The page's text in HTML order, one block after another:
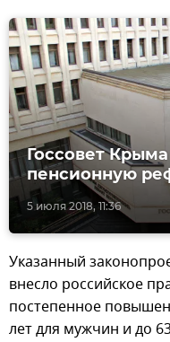
5 июля 2018, 11:36
Госсовет
пенсионную
Указанный
внесло российское
постепенное
лет для мужчин и до